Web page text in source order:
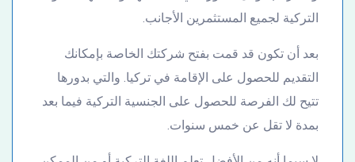
التركية لجميع المستثمرين الأجانب.
بعد أن تكون قد قمت بفتح شركتك الخاصة بإمكانك
التقديم للحصول على الإقامة في تركيا. والتي بدورها
تتيح لك الفرصة للحصول على الجنسية التركية فيما بعد
بمدة لا تقل عن خمس سنوات.